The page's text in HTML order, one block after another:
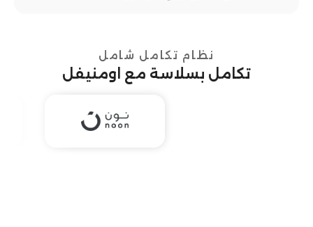
نظام تكامل شامل
تكامل بسلاسة مع اومنيفل